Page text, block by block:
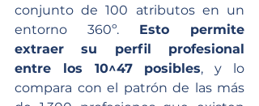
conjunto de 100 atributos en un
entorno 360º. Esto permite
extraer su perfil profesional
entre los 10^47 posibles, y lo
compara con el patrón de las más